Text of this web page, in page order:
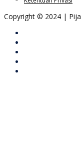
Copyright © 2024 |